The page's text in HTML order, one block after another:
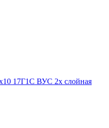
17Г1С ВУС 2х слойная